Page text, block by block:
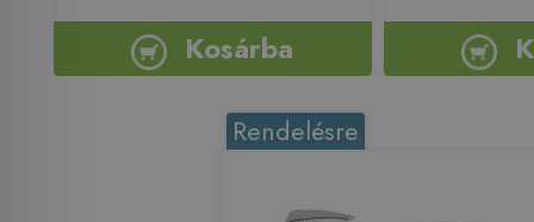
Kosárba
Rendelésre